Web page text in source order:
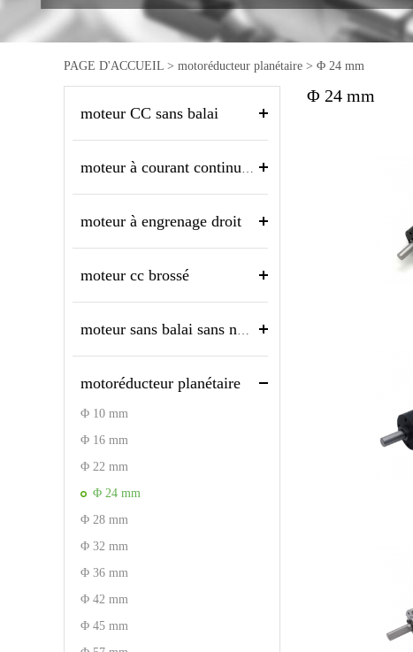
PAGE D'ACCUEIL > motoréducteur planétaire > Φ 24 mm
moteur CC sans balai
moteur à engrenage droit
moteur cc brossé
motoréducteur planétaire
Φ 10 mm
Φ 16 mm
Φ 22 mm
Φ 24 mm
Φ 28 mm
Φ 32 mm
Φ 36 mm
Φ 42 mm
Φ 45 mm
Φ 24 mm